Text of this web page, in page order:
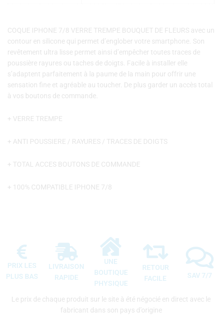
COQUE IPHONE 7/8 VERRE TREMPE BOUQUET DE FLEURS avec un
contour en silicone qui permet d’englober votre smartphone. Son
revêtement ultra lisse permet ainsi d’empêcher toutes traces de
poussière rayures ou taches de doigts. Facile à installer elle
s’adaptent parfaitement à la paume de la main pour offrir une
sensation fine et agréable au toucher. De plus garder un accès total
à vos boutons de commande.
+ VERRE TREMPE
+ ANTI POUSSIERE / RAYURES / TRACES DE DOIGTS
+ TOTAL ACCES BOUTONS DE COMMANDE
+ 100% COMPATIBLE IPHONE 7/8
PRIX LES
PLUS BAS
LIVRAISON
RAPIDE
UNE
BOUTIQUE
PHYSIQUE
RETOUR
FACILE
SAV 7/7
Le prix de chaque produit sur le site à été négocié en direct avec le
fabricant dans son pays d’origine